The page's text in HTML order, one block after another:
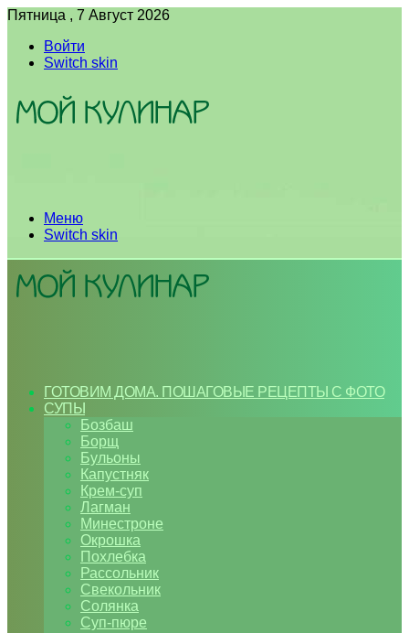
Пятница , 7 Август 2026
Войти
Switch skin
Меню
Switch skin
ГОТОВИМ ДОМА. ПОШАГОВЫЕ РЕЦЕПТЫ С ФОТО
СУПЫ
Бозбаш
Борщ
Бульоны
Капустняк
Крем-суп
Лагман
Минестроне
Окрошка
Похлебка
Рассольник
Свекольник
Солянка
Суп-пюре